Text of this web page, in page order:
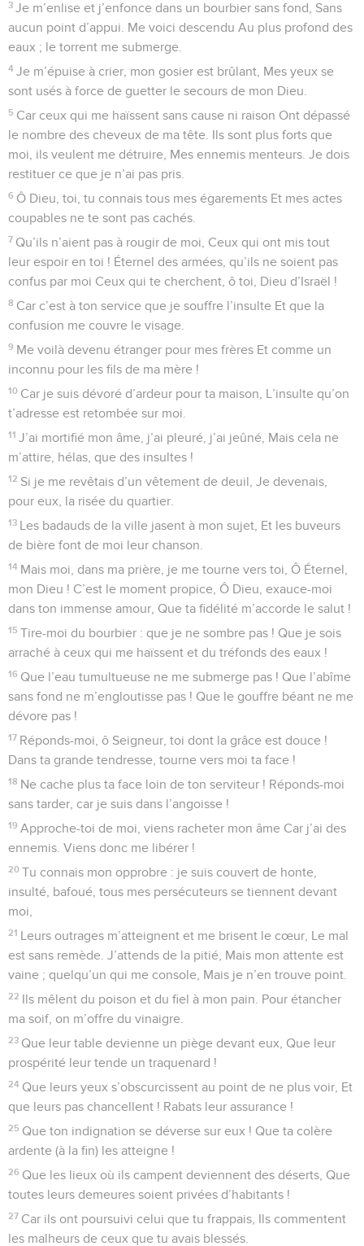
3 Je m’enlise et j’enfonce dans un bourbier sans fond, Sans
aucun point d’appui. Me voici descendu Au plus profond des
eaux ; le torrent me submerge.
4 Je m’épuise à crier, mon gosier est brûlant, Mes yeux se
sont usés à force de guetter le secours de mon Dieu.
5 Car ceux qui me haïssent sans cause ni raison Ont dépassé
le nombre des cheveux de ma tête. Ils sont plus forts que
moi, ils veulent me détruire, Mes ennemis menteurs. Je dois
restituer ce que je n’ai pas pris.
6 Ô Dieu, toi, tu connais tous mes égarements Et mes actes
coupables ne te sont pas cachés.
7 Qu’ils n’aient pas à rougir de moi, Ceux qui ont mis tout
leur espoir en toi ! Éternel des armées, qu’ils ne soient pas
confus par moi Ceux qui te cherchent, ô toi, Dieu d’Israël !
8 Car c’est à ton service que je souffre l’insulte Et que la
confusion me couvre le visage.
9 Me voilà devenu étranger pour mes frères Et comme un
inconnu pour les fils de ma mère !
10 Car je suis dévoré d’ardeur pour ta maison, L’insulte qu’on
t’adresse est retombée sur moi.
11 J’ai mortifié mon âme, j’ai pleuré, j’ai jeûné, Mais cela ne
m’attire, hélas, que des insultes !
12 Si je me revêtais d’un vêtement de deuil, Je devenais,
pour eux, la risée du quartier.
13 Les badauds de la ville jasent à mon sujet, Et les buveurs
de bière font de moi leur chanson.
14 Mais moi, dans ma prière, je me tourne vers toi, Ô Éternel,
mon Dieu ! C’est le moment propice, Ô Dieu, exauce-moi
dans ton immense amour, Que ta fidélité m’accorde le salut !
15 Tire-moi du bourbier : que je ne sombre pas ! Que je sois
arraché à ceux qui me haïssent et du tréfonds des eaux !
16 Que l’eau tumultueuse ne me submerge pas ! Que l’abîme
sans fond ne m’engloutisse pas ! Que le gouffre béant ne me
dévore pas !
17 Réponds-moi, ô Seigneur, toi dont la grâce est douce !
Dans ta grande tendresse, tourne vers moi ta face !
18 Ne cache plus ta face loin de ton serviteur ! Réponds-moi
sans tarder, car je suis dans l’angoisse !
19 Approche-toi de moi, viens racheter mon âme Car j’ai des
ennemis. Viens donc me libérer !
20 Tu connais mon opprobre : je suis couvert de honte,
insulté, bafoué, tous mes persécuteurs se tiennent devant
moi,
21 Leurs outrages m’atteignent et me brisent le cœur, Le mal
est sans remède. J’attends de la pitié, Mais mon attente est
vaine ; quelqu’un qui me console, Mais je n’en trouve point.
22 Ils mêlent du poison et du fiel à mon pain. Pour étancher
ma soif, on m’offre du vinaigre.
23 Que leur table devienne un piège devant eux, Que leur
prospérité leur tende un traquenard !
24 Que leurs yeux s’obscurcissent au point de ne plus voir, Et
que leurs pas chancellent ! Rabats leur assurance !
25 Que ton indignation se déverse sur eux ! Que ta colère
ardente (à la fin) les atteigne !
26 Que les lieux où ils campent deviennent des déserts, Que
toutes leurs demeures soient privées d’habitants !
27 Car ils ont poursuivi celui que tu frappais, Ils commentent
les malheurs de ceux que tu avais blessés.